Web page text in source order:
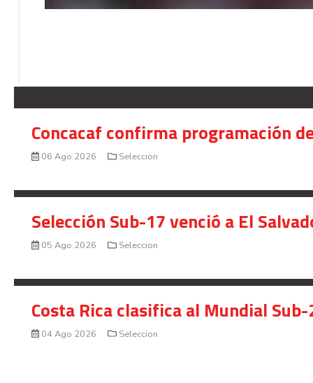
Concacaf confirma programación
06 Ago 2026 Seleccion
Selección Sub-17 venció a El
05 Ago 2026 Seleccion
Costa Rica clasifica al Mundial
04 Ago 2026 Seleccion